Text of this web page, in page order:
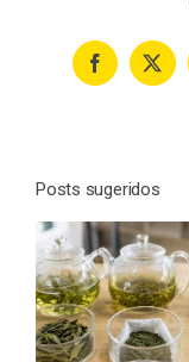
Facebook
X
Posts sugeridos